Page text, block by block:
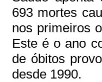
693 mortes
nos primeiros
Este é o ano
de óbitos
desde 1990.